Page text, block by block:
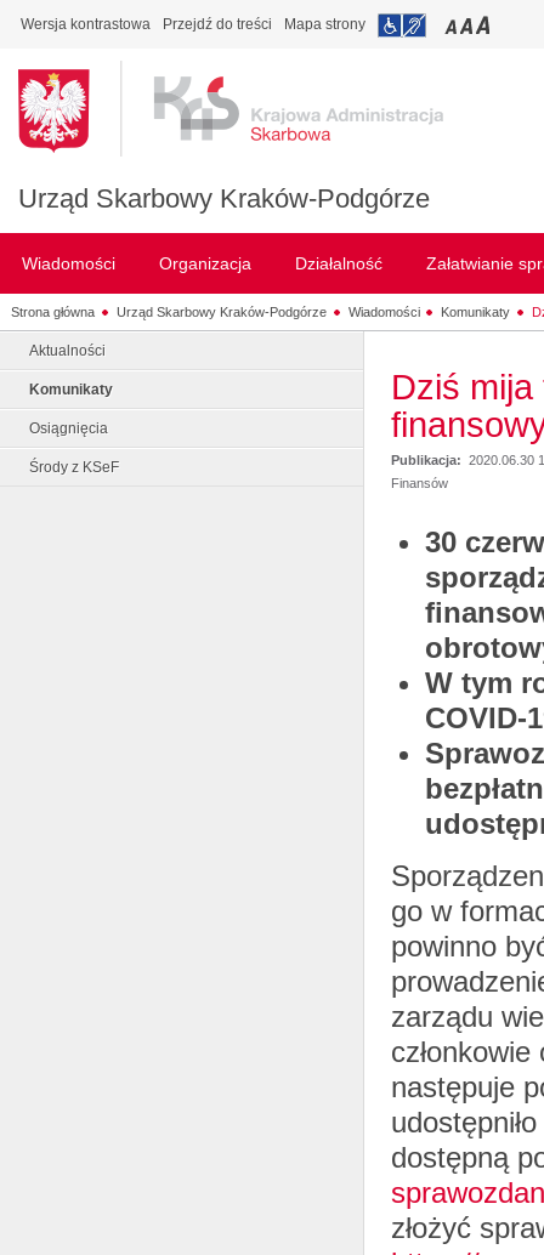
Wersja kontrastowa Przejdź do treści Mapa strony
Urząd Skarbowy Kraków-Podgórze
Wiadomości Organizacja Działalność Załatwianie
Strona główna Urząd Skarbowy Kraków-Podgórze Wiadomości Komunikaty
Aktualności
Komunikaty
Osiągnięcia
Środy z KSeF
Dziś
Publikacja: 2020.06.30
Finansów
30
W tym
COVID-
go w
powinno
zarządu
następuje
dostępną
złożyć